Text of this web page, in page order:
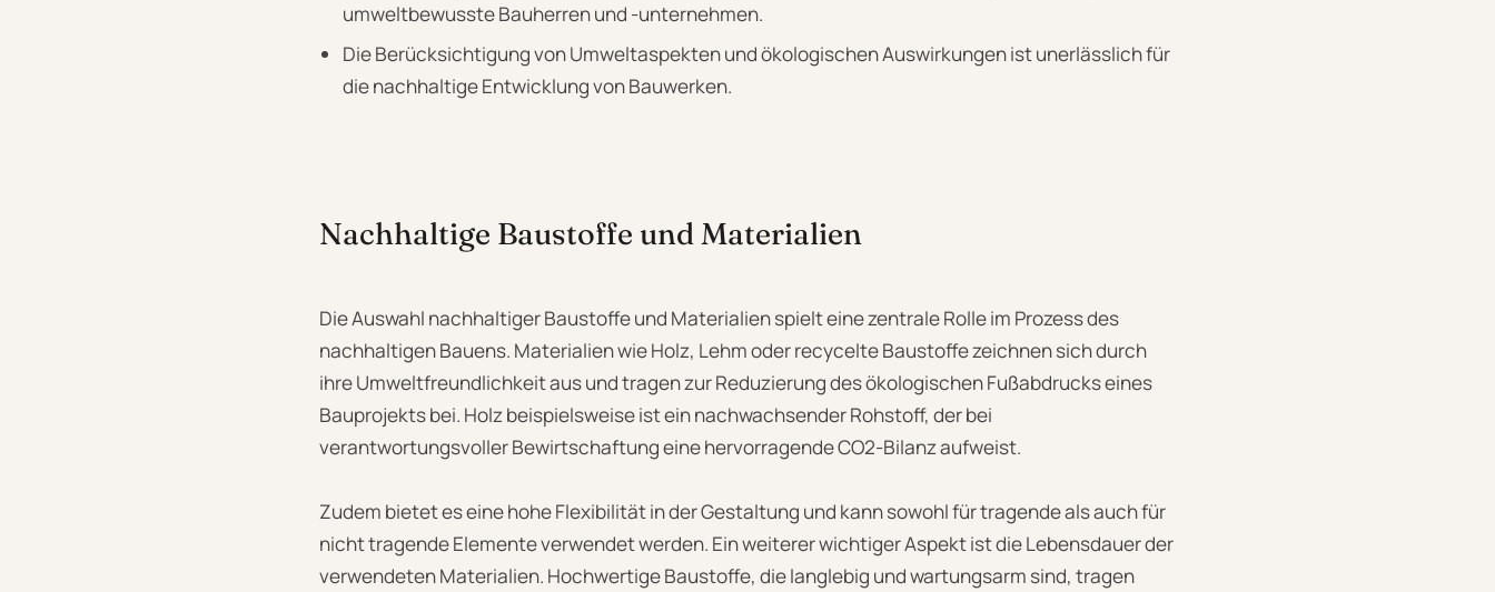
umweltbewusste Bauherren und -unternehmen.
Die Berücksichtigung von Umweltaspekten und ökologischen Auswirkungen ist unerlässlich für
die nachhaltige Entwicklung von Bauwerken.
Nachhaltige Baustoffe und Materialien
Die Auswahl nachhaltiger Baustoffe und Materialien spielt eine zentrale Rolle im Prozess des
nachhaltigen Bauens. Materialien wie Holz, Lehm oder recycelte Baustoffe zeichnen sich durch
ihre Umweltfreundlichkeit aus und tragen zur Reduzierung des ökologischen Fußabdrucks eines
Bauprojekts bei. Holz beispielsweise ist ein nachwachsender Rohstoff, der bei
verantwortungsvoller Bewirtschaftung eine hervorragende CO2-Bilanz aufweist.
Zudem bietet es eine hohe Flexibilität in der Gestaltung und kann sowohl für tragende als auch für
nicht tragende Elemente verwendet werden. Ein weiterer wichtiger Aspekt ist die Lebensdauer der
verwendeten Materialien. Hochwertige Baustoffe, die langlebig und wartungsarm sind, tragen